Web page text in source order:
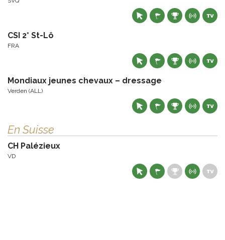
CSI 2* St-Lô
FRA
Mondiaux jeunes chevaux – dressage
Verden (ALL)
En Suisse
CH Palézieux
VD